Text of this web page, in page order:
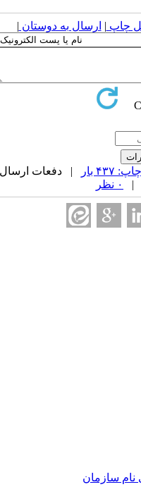
چاپ| ارسال به دوستان|
بار
| دفعات ارسال
سازمان